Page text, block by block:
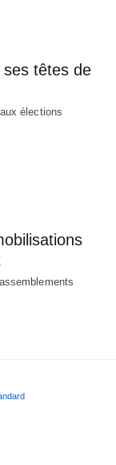
ses têtes de
élections